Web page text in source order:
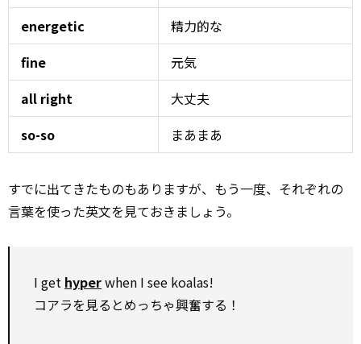
energetic
精力的な
fine
元気
all right
大丈夫
so-so
まあまあ
すでに出てきたものもありますが、もう一度、それぞれの
言葉を使った英文を見ておきましょう。
I get hyperwhen I see koalas!
コアラを見るとめっちゃ興奮する！